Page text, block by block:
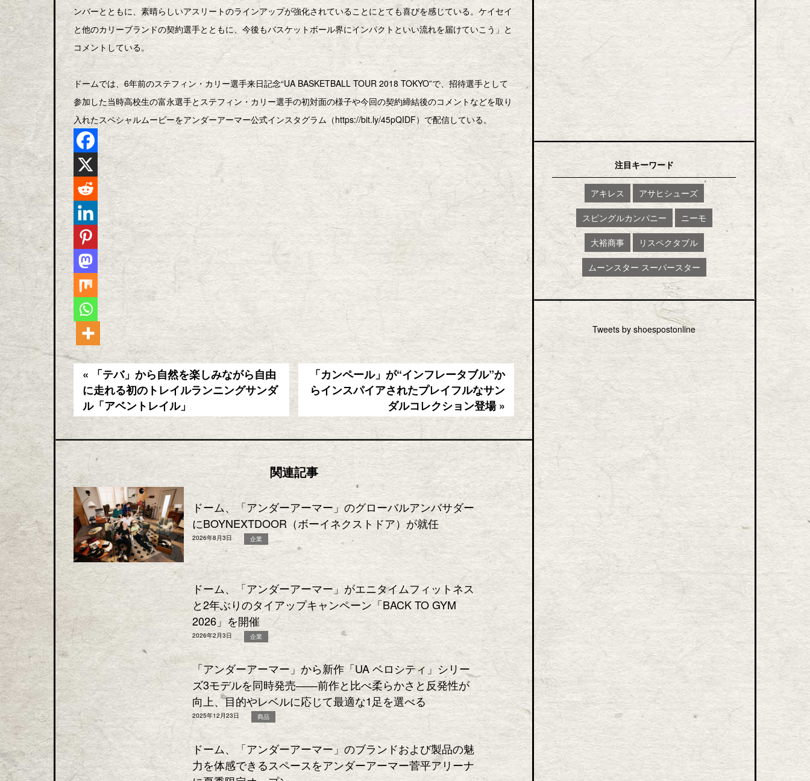
ンバーとともに、素晴らしいアスリートのラインアップが強化されていることにとても喜びを感じている。ケイセイ
と他のカリーブランドの契約選手とともに、今後もバスケットボール界にインパクトといい流れを届けていこう」と
コメントしている。
ドームでは、6年前のステフィン・カリー選手来日記念“UA BASKETBALL TOUR 2018 TOKYO”で、招待選手として
参加した当時高校生の富永選手とステフィン・カリー選手の初対面の様子や今回の契約締結後のコメントなどを取り
入れたスペシャルムービーをアンダーアーマー公式インスタグラム（https://bit.ly/45pQIDF）で配信している。
« 「テバ」から自然を楽しみながら自由
に走れる初のトレイルランニングサンダ
ル「アベントレイル」
「カンペール」が“インフレータブル”か
らインスパイアされたプレイフルなサン
ダルコレクション登場 »
関連記事
ドーム、「アンダーアーマー」のグローバルアンバサダー
にBOYNEXTDOOR（ボーイネクストドア）が就任
2026年8月3日 企業
ドーム、「アンダーアーマー」がエニタイムフィットネス
と2年ぶりのタイアップキャンペーン「BACK TO GYM
2026」を開催
2026年2月3日 企業
「アンダーアーマー」から新作「UA ベロシティ」シリー
ズ3モデルを同時発売――前作と比べ柔らかさと反発性が
向上、目的やレベルに応じて最適な1足を選べる
2025年12月23日 商品
ドーム、「アンダーアーマー」のブランドおよび製品の魅
力を体感できるスペースをアンダーアーマー菅平アリーナ
注目キーワード
アキレス アサヒシューズ
スピングルカンパニー ニーモ
大裕商事 リスペクタブル
ムーンスター スーパースター
Tweets by shoespostonline